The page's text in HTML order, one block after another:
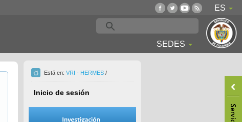
ES
SEDES
Está en: VRI - HERMES /
Inicio de sesión